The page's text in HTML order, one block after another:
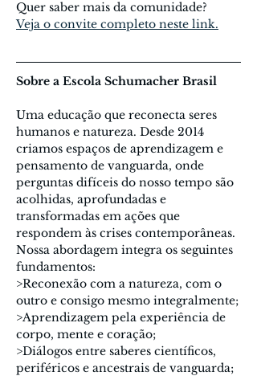
Quer saber mais da comunidade?
Veja o convite completo neste link.
Sobre a Escola Schumacher Brasil
Uma educação que reconecta seres
humanos e natureza. Desde 2014
criamos espaços de aprendizagem e
pensamento de vanguarda, onde
perguntas difíceis do nosso tempo são
acolhidas, aprofundadas e
transformadas em ações que
respondem às crises contemporâneas.
Nossa abordagem integra os seguintes
fundamentos:
>Reconexão com a natureza, com o
outro e consigo mesmo integralmente;
>Aprendizagem pela experiência de
corpo, mente e coração;
>Diálogos entre saberes científicos,
periféricos e ancestrais de vanguarda;